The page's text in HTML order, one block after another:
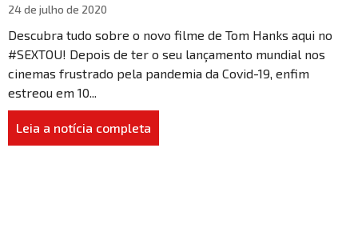
24 de julho de 2020
Descubra tudo sobre o novo filme de Tom Hanks aqui no
#SEXTOU! Depois de ter o seu lançamento mundial nos
cinemas frustrado pela pandemia da Covid-19, enfim
estreou em 10...
Leia a notícia completa